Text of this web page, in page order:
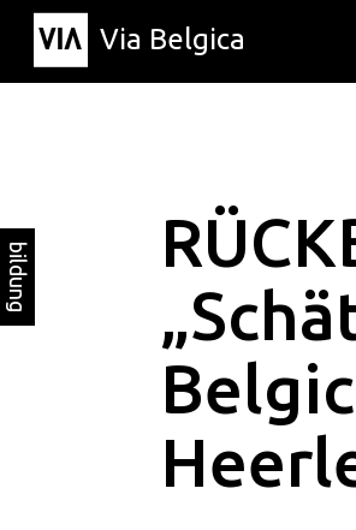
Via Belgica
bildung